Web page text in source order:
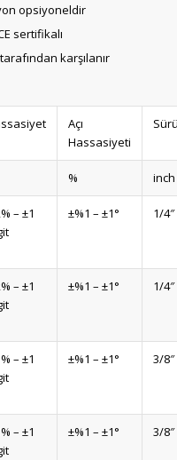
opsiyoneldir
sertifikalı
karşılanır
Açı
Hassasiyeti
% inch
– ±1
±%1 – ±1° 1/4″
– ±1
±%1 – ±1° 1/4″
– ±1
±%1 – ±1° 3/8″
– ±1
±%1 – ±1° 3/8″